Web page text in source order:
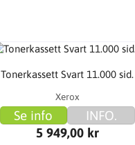
Tonerkassett Svart 11.000 sid.
Xerox
Se info
INFO.
5 949,00 kr